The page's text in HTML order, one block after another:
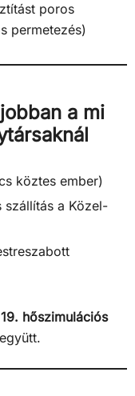
poros
permetezés)
a mi
köztes ember)
a Közel-
19. hőszimulációs